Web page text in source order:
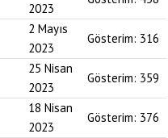
2023
2 Mayıs
2023
Gösterim: 316
25 Nisan
2023
Gösterim: 359
18 Nisan
2023
Gösterim: 376